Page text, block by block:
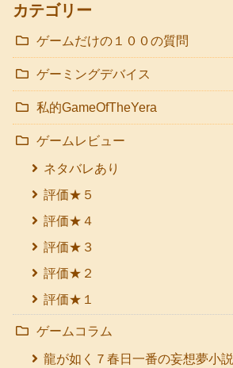
カテゴリー
ゲームだけの１００の質問
ゲーミングデバイス
私的GameOfTheYera
ゲームレビュー
ネタバレあり
評価★５
評価★４
評価★３
評価★２
評価★１
ゲームコラム
龍が如く７春日一番の妄想夢小説